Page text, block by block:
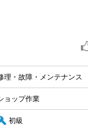
理・故障・メンテナンス
ョップ作業
初級